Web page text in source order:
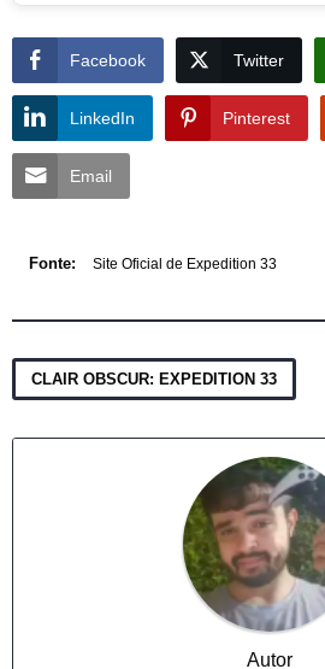
Facebook Twitter
LinkedIn Pinterest
Email
Fonte: Site Oficial de Expedition 33
CLAIR OBSCUR: EXPEDITION 33
Autor